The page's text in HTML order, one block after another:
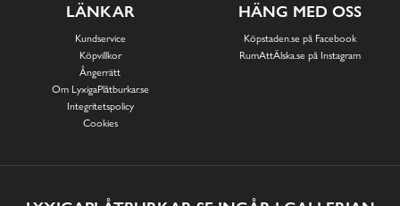
LÄNKAR
Kundservice
Köpvillkor
Ångerrätt
Om LyxigaPlåtburkar.se
Integritetspolicy
Cookies
HÄNG MED OSS
Köpstaden.se på Facebook
RumAttÄlska.se på Instagram